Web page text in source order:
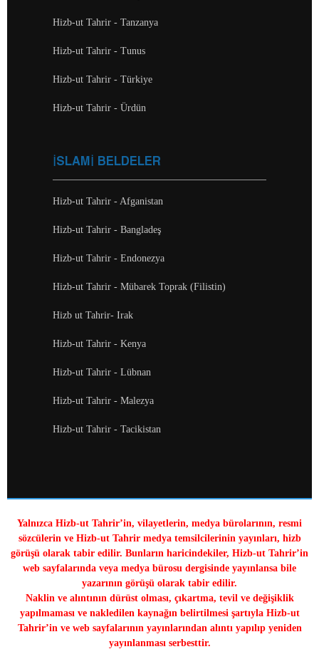
Hizb-ut Tahrir - Tanzanya
Hizb-ut Tahrir - Tunus
Hizb-ut Tahrir - Türkiye
Hizb-ut Tahrir - Ürdün
İSLAMİ BELDELER
Hizb-ut Tahrir - Afganistan
Hizb-ut Tahrir - Bangladeş
Hizb-ut Tahrir - Endonezya
Hizb-ut Tahrir - Mübarek Toprak (Filistin)
Hizb ut Tahrir- Irak
Hizb-ut Tahrir - Kenya
Hizb-ut Tahrir - Lübnan
Hizb-ut Tahrir - Malezya
Hizb-ut Tahrir - Tacikistan
Yalnızca Hizb-ut Tahrir’in, vilayetlerin, medya bürolarının, resmi
sözcülerin ve Hizb-ut Tahrir medya temsilcilerinin yayınları, hizb
görüşü olarak tabir edilir. Bunların haricindekiler, Hizb-ut Tahrir’in
web sayfalarında veya medya bürosu dergisinde yayınlansa bile
yazarının görüşü olarak tabir edilir.
Naklin ve alıntının dürüst olması, çıkartma, tevil ve değişiklik
yapılmaması ve nakledilen kaynağın belirtilmesi şartıyla Hizb-ut
Tahrir’in ve web sayfalarının yayınlarından alıntı yapılıp yeniden
yayınlanması serbesttir.